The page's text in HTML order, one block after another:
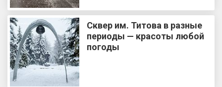
Сквер им. Титова в разные
периоды — красоты любой
погоды